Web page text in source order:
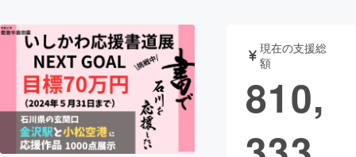
アート・写真 音楽
テクノロジー・ガジェット ゲーム・サ
映像・映画
現在の支援総
額
810,